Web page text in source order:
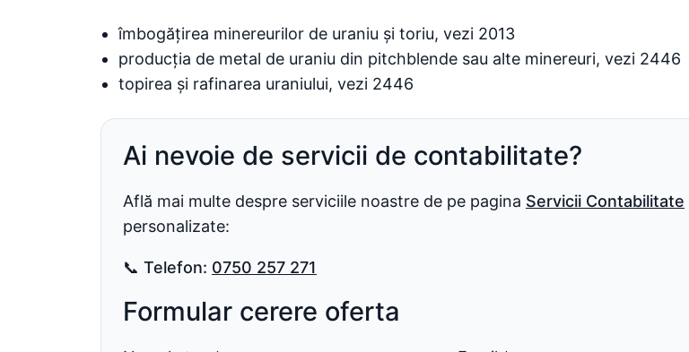
îmbogățirea minereurilor de uraniu și toriu, vezi 2013
producția de metal de uraniu din pitchblende sau alte minereuri, vezi 2446
topirea și rafinarea uraniului, vezi 2446
Ai nevoie de servicii de contabilitate?
Află mai multe despre serviciile noastre de pe pagina Servicii Contabilitate
personalizate:
📞 Telefon: 0750 257 271
Formular cerere oferta